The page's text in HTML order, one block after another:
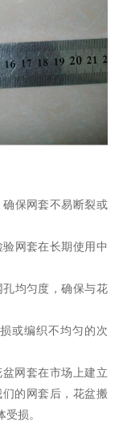
确保网套不易断裂或
网套在长期使用中
孔均匀度，确保与花
或编织不均匀的次
网套在市场上建立
的网套后，花盆搬
损。